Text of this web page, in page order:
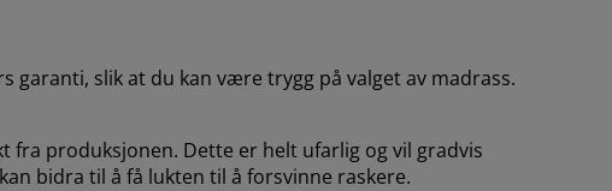
garanti, slik at du kan være trygg på valget av madrass.
fra produksjonen. Dette er helt ufarlig og vil gradvis
bidra til å få lukten til å forsvinne raskere.